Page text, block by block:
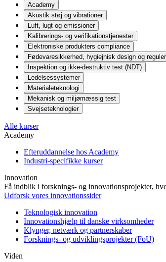
Academy
Akustik støj og vibrationer
Luft, lugt og emissioner
Kalibrerings- og verifikationstjenester
Elektroniske produkters compliance
Fødevaresikkerhed, hygiejnisk design og
Inspektion og ikke-destruktiv test (NDT)
Ledelsessystemer
Materialeteknologi
Mekanisk og miljømæssig test
Svejseteknologier
Alle kurser
Academy
Efteruddannelse hos Academy
Industri-specifikke kurser
Innovation
Få indblik i forsknings- og innovationsprojekter,
Udforsk vores innovationssider
Teknologisk innovation
Innovationshjælp til danske virksomheder
Klynger, netværk og partnerskaber
Forsknings- og udviklingsprojekter (FoU)
Viden